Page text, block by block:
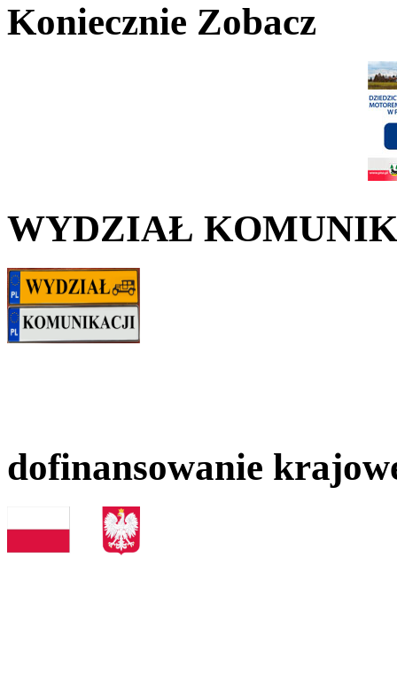
Koniecznie Zobacz
WYDZIAŁ
dofinansowanie